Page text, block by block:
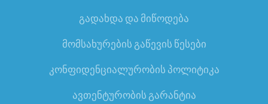
გადახდა და მიწოდება
მომსახურების გაწევის წესები
კონფიდენციალურობის პოლიტიკა
ავთენტურობის გარანტია